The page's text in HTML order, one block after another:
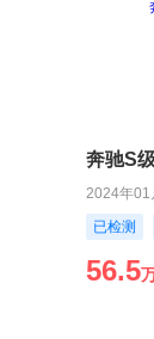
奔驰S
2024年01
已检测
56.5